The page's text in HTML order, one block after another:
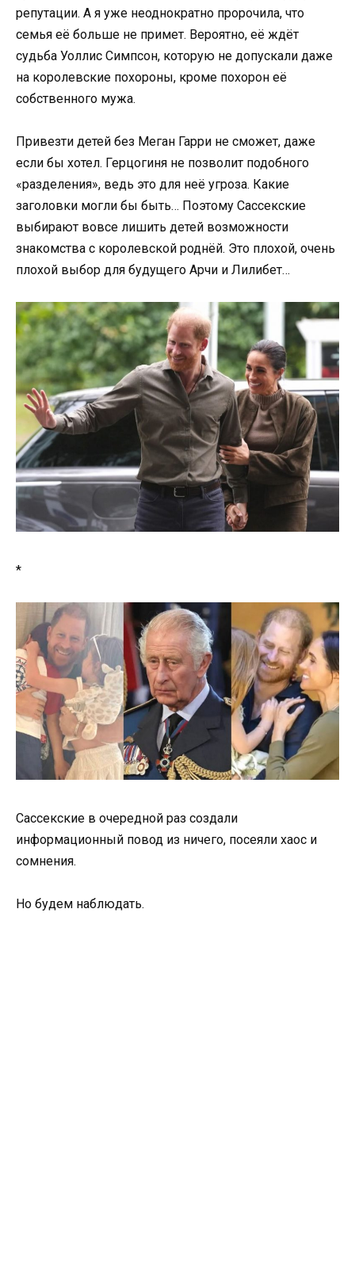
репутации. А я уже неоднократно пророчила, что
семья её больше не примет. Вероятно, её ждёт
судьба Уоллис Симпсон, которую не допускали даже
на королевские похороны, кроме похорон её
собственного мужа.
Привезти детей без Меган Гарри не сможет, даже
если бы хотел. Герцогиня не позволит подобного
«разделения», ведь это для неё угроза. Какие
заголовки могли бы быть… Поэтому Сассекские
выбирают вовсе лишить детей возможности
знакомства с королевской роднёй. Это плохой, очень
плохой выбор для будущего Арчи и Лилибет…
*
Сассекские в очередной раз создали
информационный повод из ничего, посеяли хаос и
сомнения.
Но будем наблюдать.